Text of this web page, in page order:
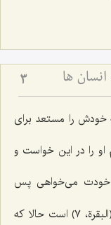
ها 3
خودش را مستعد برای
او را در این خواست و
خودت می‌خواهی پس
﴿البقرة، ٧﴾ است حالا که